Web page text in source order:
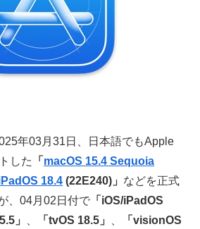
年03月31日、日本語でもApple
した
「 macOS 15.4 Sequoia
18.4 (22E240)」 などを正式
、04月02日付で 「iOS/iPadOS
」 「tvOS 18.5」
「visionOS